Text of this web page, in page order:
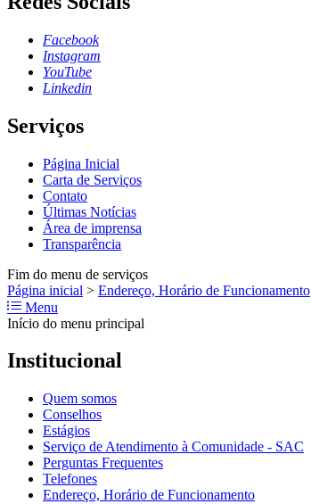
Facebook
Instagram
YouTube
Linkedin
Serviços
Página Inicial
Carta de Serviços
Contato
Últimas Notícias
Área de imprensa
Transparência
Fim do menu de serviços
Página inicial > Endereço, Horário de Funcionamento
Menu
Início do menu principal
Institucional
Quem somos
Conselhos
Estágios
Serviço de Atendimento à Comunidade - SAC
Perguntas Frequentes
Telefones
Endereço, Horário de Funcionamento